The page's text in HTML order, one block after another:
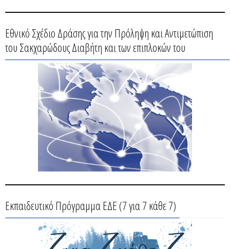
Εθνικό Σχέδιο Δράσης για την Πρόληψη και Αντιμετώπιση
του Σακχαρώδους Διαβήτη και των επιπλοκών του
Εκπαιδευτικό Πρόγραμμα ΕΔΕ (7 για 7 κάθε 7)